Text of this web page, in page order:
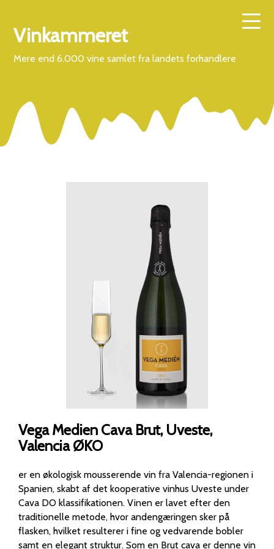
Vinkammeret
Mere end 6.000 vine samlet fra landets forhandlere
Vega Medien Cava Brut, Uveste,
Valencia ØKO
er en økologisk mousserende vin fra Valencia-regionen i
Spanien, skabt af det kooperative vinhus Uveste under
Cava DO klassifikationen. Vinen er lavet efter den
traditionelle metode, hvor andengæringen sker på
flasken, hvilket resulterer i fine og vedvarende bobler
samt en elegant struktur. Som en Brut cava er denne vin